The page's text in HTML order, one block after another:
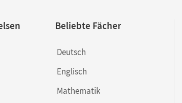
Beliebte Fächer
Deutsch
Englisch
Mathematik